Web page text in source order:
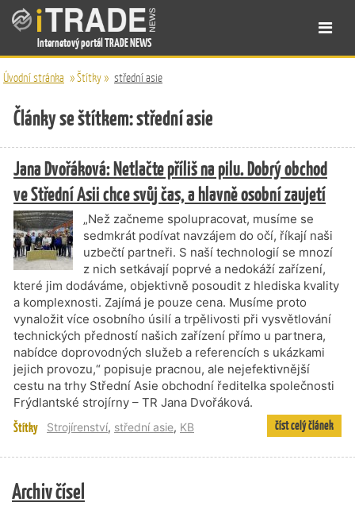
Internetový portál TRADE NEWS
Úvodní stránka »Štítky» střední asie
Články se štítkem: střední asie
Jana Dvořáková: Netlačte příliš na pilu. Dobrý obchod
ve Střední Asii chce svůj čas, a hlavně osobní zaujetí
„Než začneme spolupracovat, musíme se
sedmkrát podívat navzájem do očí, říkají naši
uzbečtí partneři. S naší technologií se mnozí
z nich setkávají poprvé a nedokáží zařízení,
které jim dodáváme, objektivně posoudit z hlediska kvality
a komplexnosti. Zajímá je pouze cena. Musíme proto
vynaložit více osobního úsilí a trpělivosti při vysvětlování
technických předností našich zařízení přímo u partnera,
nabídce doprovodných služeb a referencích s ukázkami
jejich provozu,“ popisuje pracnou, ale nejefektivnější
cestu na trhy Střední Asie obchodní ředitelka společnosti
Frýdlantské strojírny – TR Jana Dvořáková.
Štítky Strojírenství, střední asie, KB číst celý článek
Archiv čísel